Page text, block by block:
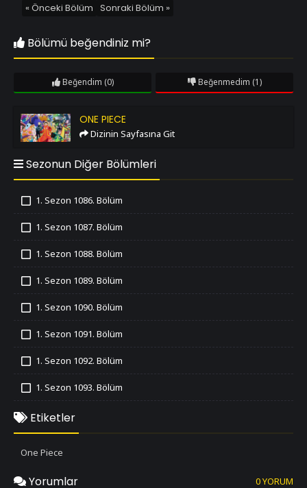
« Önceki Bölüm Sonraki Bölüm »
Bölümü beğendiniz mi?
Beğendim (0) Beğenmedim (1)
One Piece ONE PIECE
Dizinin Sayfasına Git
Sezonun Diğer Bölümleri
1. Sezon 1086. Bölüm
1. Sezon 1087. Bölüm
1. Sezon 1088. Bölüm
1. Sezon 1089. Bölüm
1. Sezon 1090. Bölüm
1. Sezon 1091. Bölüm
1. Sezon 1092. Bölüm
1. Sezon 1093. Bölüm
İzledim
1. Sezon 1094. Bölüm
İzledim
Etiketler
One Piece
Yorumlar 0 YORUM